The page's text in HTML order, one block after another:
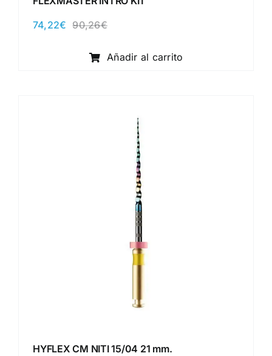
90,26€El
original
era:
74,22€
El
actual
es:
Añadir al carrito
HYFLEX CM NITI 15/04 21 mm.